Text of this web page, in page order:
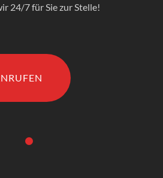
24/7 für Sie zur Stelle!